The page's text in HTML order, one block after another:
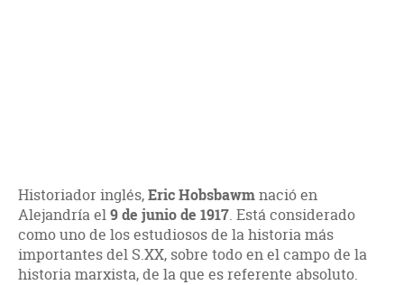
Historiador inglés,Eric Hobsbawmnació en
Alejandría el9 de junio de 1917. Está considerado
como uno de los estudiosos de la historia más
importantes del S.XX, sobre todo en el campo de la
historia marxista, de la que es referente absoluto.